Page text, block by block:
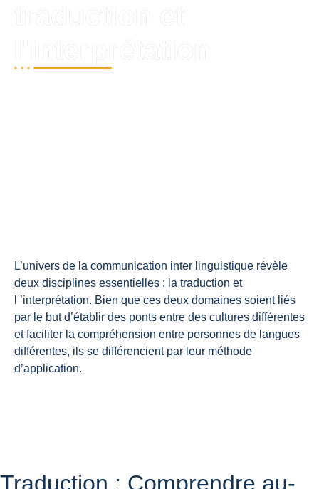
L’univers de la communication inter linguistique révèle
deux disciplines essentielles : la traduction et
l ’interprétation. Bien que ces deux domaines soient liés
par le but d’établir des ponts entre des cultures différentes
et faciliter la compréhension entre personnes de langues
différentes, ils se différencient par leur méthode
d’application.
Traduction : Comprendre au-